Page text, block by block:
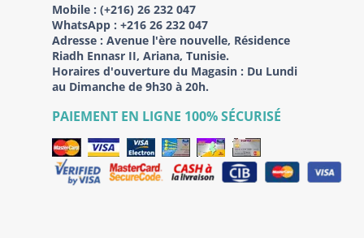
Mobile : (+216) 26 232 047
WhatsApp : +216 26 232 047
Adresse : Avenue l'ère nouvelle, Résidence
Riadh Ennasr II, Ariana, Tunisie.
Horaires d'ouverture du Magasin : Du Lundi
au Dimanche de 9h30 à 20h.
PAIEMENT EN LIGNE 100% SÉCURISÉ